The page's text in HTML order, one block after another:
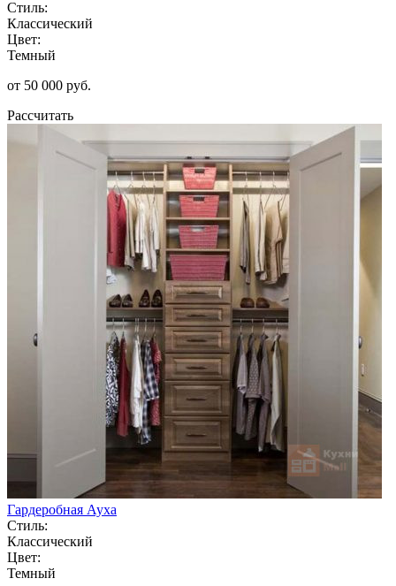
Стиль:
Классический
Цвет:
Темный
от 50 000 руб.
Рассчитать
Гардеробная Ауха
Стиль:
Классический
Цвет:
Темный